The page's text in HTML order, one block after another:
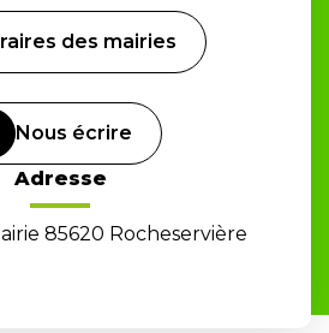
des mairies
Nous écrire
Adresse
85620 Rocheservière